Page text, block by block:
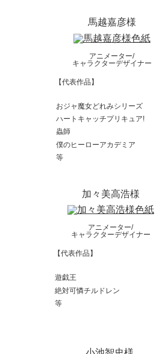
馬越嘉彦様
アニメーター/
キャラクターデザイナー
【代表作品】
おジャ魔女どれみシリーズ
ハートキャッチプリキュア!
蟲師
僕のヒーローアカデミア
等
加々美高浩様
アニメーター/
キャラクターデザイナー
【代表作品】
遊戯王
絶対可憐チルドレン
等